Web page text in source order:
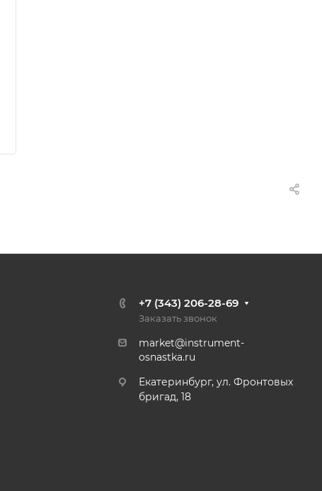
+7 (343) 206-28-69
Заказать звонок
market@instrument-
osnastka.ru
Екатеринбург, ул. Фронтовых
бригад, 18